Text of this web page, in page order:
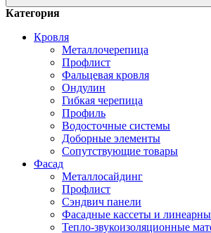
Категория
Кровля
Металлочерепица
Профлист
Фальцевая кровля
Ондулин
Гибкая черепица
Профиль
Водосточные системы
Доборные элементы
Сопутствующие товары
Фасад
Металлосайдинг
Профлист
Сэндвич панели
Фасадные кассеты и
Тепло-звукоизоляционные